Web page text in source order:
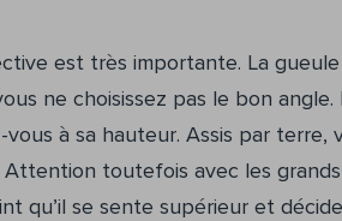
est très importante. La
ne choisissez pas le bon
à sa hauteur. Assis par terre,
Attention toutefois avec les
qu’il se sente supérieur et